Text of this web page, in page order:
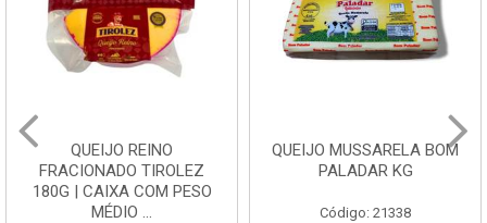
QUEIJO REINO
FRACIONADO TIROLEZ
180G | CAIXA COM PESO
MÉDIO ...
QUEIJO MUSSARELA BOM
PALADAR KG
Código: 21338